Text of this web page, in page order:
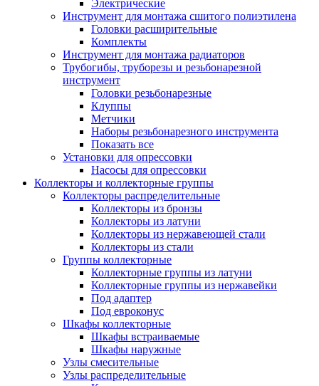
Электрические
Инструмент для монтажа сшитого полиэтилена
Головки расширительные
Комплекты
Инструмент для монтажа радиаторов
Трубогибы, труборезы и резьбонарезной
инструмент
Головки резьбонарезные
Клуппы
Метчики
Наборы резьбонарезного инструмента
Показать все
Установки для опрессовки
Насосы для опрессовки
Коллекторы и коллекторные группы
Коллекторы распределительные
Коллекторы из бронзы
Коллекторы из латуни
Коллекторы из нержавеющей стали
Коллекторы из стали
Группы коллекторные
Коллекторные группы из латуни
Коллекторные группы из нержавейки
Под адаптер
Под евроконус
Шкафы коллекторные
Шкафы встраиваемые
Шкафы наружные
Узлы смесительные
Узлы распределительные